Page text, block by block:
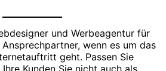
und Werbeagentur für
wenn es um das
geht. Passen Sie
Kunden Sie nicht auch als